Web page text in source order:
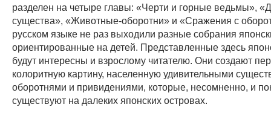
разделен на четыре главы: «Черти и горные ведьмы»,
существа», «Животные-оборотни» и «Сражения с
русском языке не раз выходили разные собрания
ориентированные на детей. Представленные здесь
будут интересны и взрослому читателю. Они создают
колоритную картину, населенную удивительными
оборотнями и привидениями, которые, несомненно, и
существуют на далеких японских островах.